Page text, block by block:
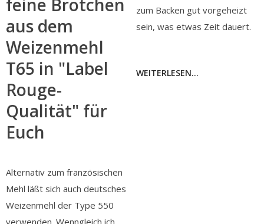
feine Brötchen
aus dem
Weizenmehl
T65 in "Label
Rouge-
Qualität" für
Euch
Alternativ zum französischen
Mehl läßt sich auch deutsches
Weizenmehl der Type 550
verwenden. Wenngleich ich
zum Backen gut vorgeheizt
sein, was etwas Zeit dauert.
WEITERLESEN...